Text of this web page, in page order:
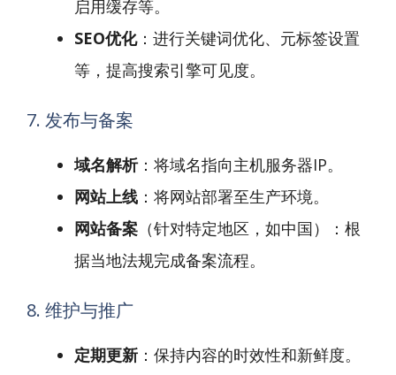
启用缓存等。
SEO优化：进行关键词优化、元标签设置
等，提高搜索引擎可见度。
7. 发布与备案
域名解析：将域名指向主机服务器IP。
网站上线 ：将网站部署至生产环境。
网站备案 （针对特定地区，如中国）：根
据当地法规完成备案流程。
8. 维护与推广
定期更新 ：保持内容的时效性和新鲜度。